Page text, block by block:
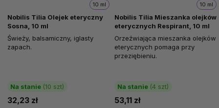
Nobilis Tilia Olejek eteryczny
Sosna, 10 ml
Na stanie (10 szt)
10 ml
32,23 zł
Świeży, balsamiczny, iglasty
zapach.
Nobilis Tilia Mieszanka olejków
eterycznych Respirant, 10 ml
Na stanie (4 szt)
10 ml
53,11 zł
Orzeźwiająca mieszanka olejków
eterycznych pomaga przy
przeziębieniu.